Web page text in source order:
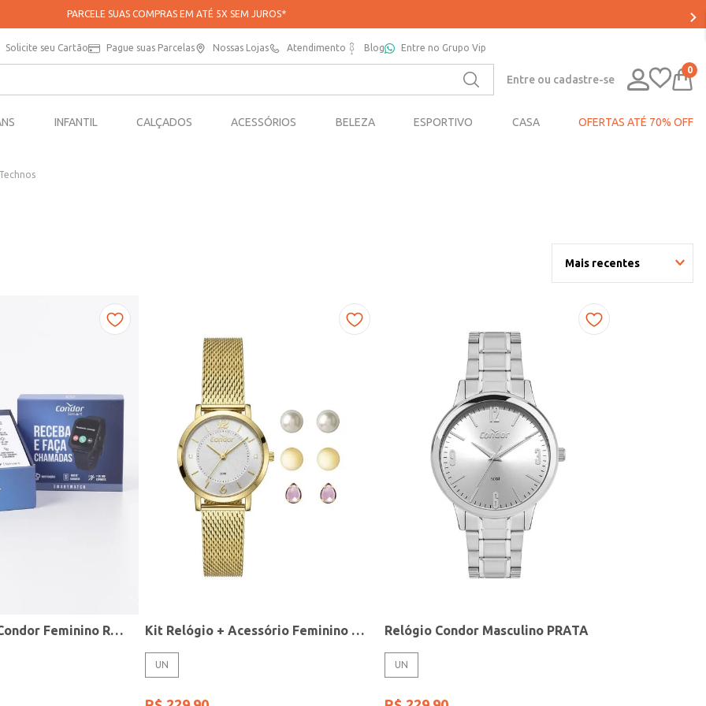
PARCELE SUAS COMPRAS EM ATÉ 5X SEM JUROS*
Solicite seu Cartão Pague suas Parcelas Nossas Lojas Atendimento Blog Entre no Grupo Vip
Entre ou cadastre-se
0
INFANTIL CALÇADOS ACESSÓRIOS BELEZA ESPORTIVO CASA OFERTAS ATÉ 70% OFF
Technos
Mais recentes
Relógio Smart Condor Feminino ROSE Kit Relógio + Acessório Feminino DOURADO
UN
Relógio Condor Masculino PRATA
UN